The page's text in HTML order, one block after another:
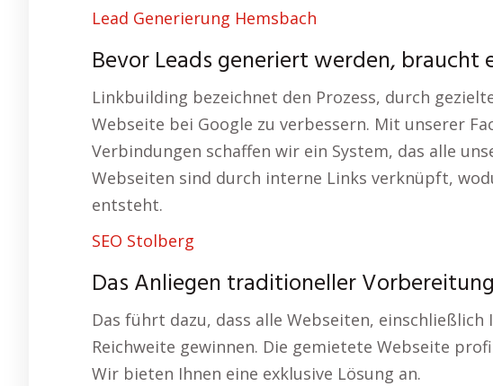
Lead Generierung Hemsbach
Bevor Leads generiert werden, braucht
Linkbuilding bezeichnet den Prozess, durch
Webseite bei Google zu verbessern. Mit unserer
Verbindungen schaffen wir ein System, das alle
Webseiten sind durch interne Links verknüpft,
entsteht.
SEO Stolberg
Das Anliegen traditioneller
Das führt dazu, dass alle Webseiten,
Reichweite gewinnen. Die gemietete Webseite
Wir bieten Ihnen eine exklusive Lösung an.